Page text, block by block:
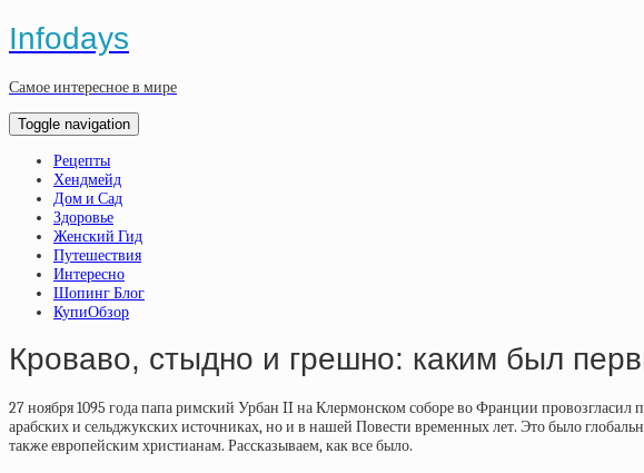
Infodays
Самое интересное в мире
Toggle navigation
Рецепты
Хендмейд
Дом и Сад
Здоровье
Женский Гид
Путешествия
Интересно
Шопинг Блог
КупиОбзор
Кроваво, стыдно и грешно: каким был
27 ноября 1095 года папа римский Урбан II на Клермонском соборе во Франции провозгласил
арабских и сельджукских источниках, но и в нашей Повести временных лет. Это было
также европейским христианам. Рассказываем, как все было.